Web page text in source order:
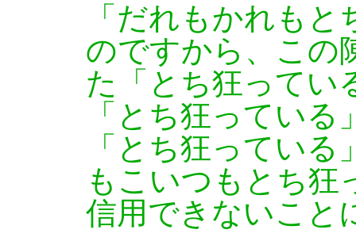
「だれもかれも
のですから、この
た「とち狂ってい
「とち狂ってい
「とち狂ってい
もこいつもとち狂
信用できないこと